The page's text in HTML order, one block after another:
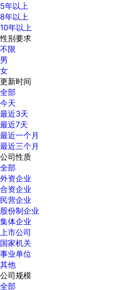
5年以上
8年以上
10年以上
性别要求
不限
男
女
更新时间
全部
今天
最近3天
最近7天
最近一个月
最近三个月
公司性质
全部
外资企业
合资企业
民营企业
股份制企业
集体企业
上市公司
国家机关
事业单位
其他
公司规模
全部